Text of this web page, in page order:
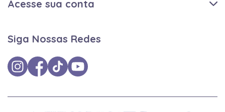
Acesse sua conta
Siga Nossas Redes